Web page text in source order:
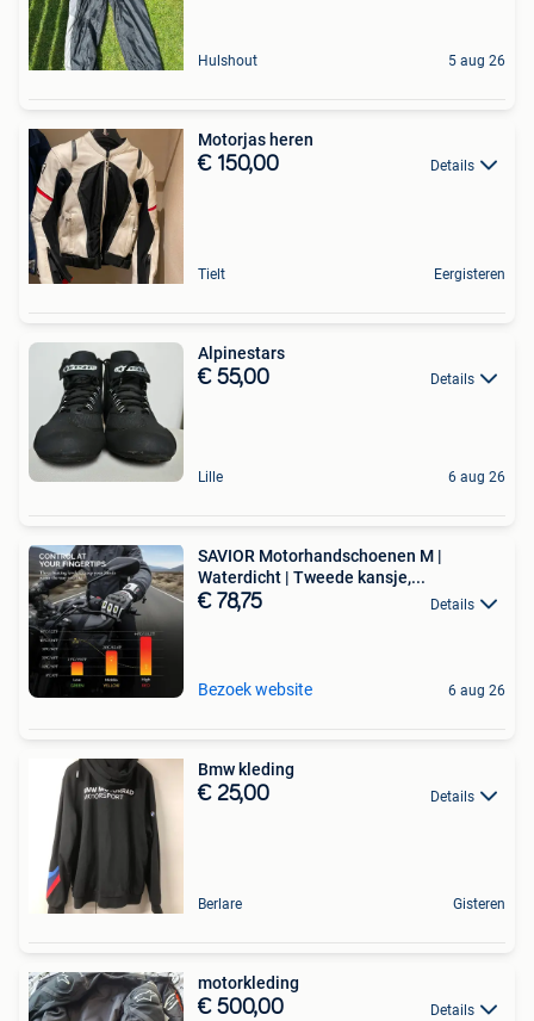
Hulshout 5 aug 26
Motorjas heren
€ 150,00 Details
Tielt Eergisteren
Alpinestars
€ 55,00 Details
Lille 6 aug 26
SAVIOR Motorhandschoenen M |
Waterdicht | Tweede kansje,...
€ 78,75 Details
Bezoek website 6 aug 26
Bmw kleding
€ 25,00 Details
Berlare Gisteren
motorkleding
€ 500,00 Details